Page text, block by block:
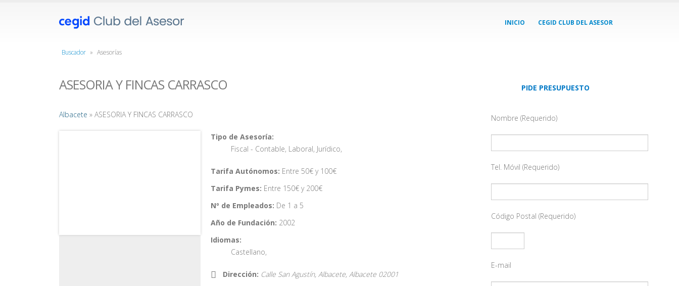
INICIO CEGID CLUB DEL ASESOR
Buscador » Asesorías
ASESORIA Y FINCAS CARRASCO
Albacete » ASESORIA Y FINCAS CARRASCO
Tipo de Asesoría:
Fiscal - Contable, Laboral, Jurídico,
Tarifa Autónomos: Entre 50€ y 100€
Tarifa Pymes: Entre 150€ y 200€
Nº de Empleados: De 1 a 5
Año de Fundación: 2002
Idiomas:
Castellano,
Dirección: Calle San Agustín, Albacete, Albacete 02001
PIDE PRESUPUESTO
Nombre (Requerido)
Tel. Móvil (Requerido)
Código Postal (Requerido)
E-mail